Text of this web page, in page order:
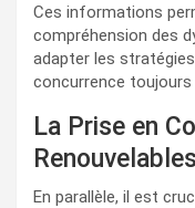
Ces informations
compréhension des
adapter les
concurrence
La Prise en
Renouvelables
En parallèle, il est